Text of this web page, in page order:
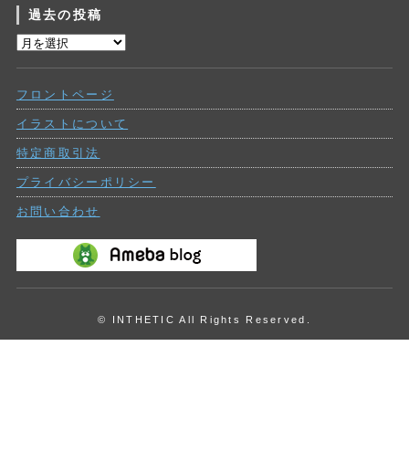
ゴ
リ
ー
過去の投稿
過
投
稿
フロントページ
イラストについて
特定商取引法
プライバシーポリシー
お問い合わせ
© INTHETIC All Rights Reserved.